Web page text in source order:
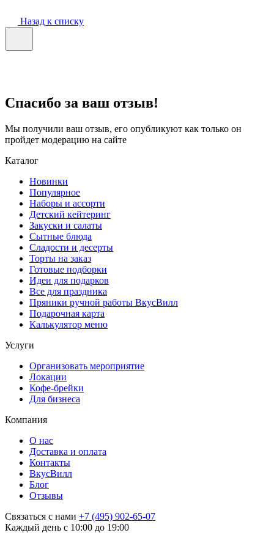
Назад к списку
Спасибо за ваш отзыв!
Мы получили ваш отзыв, его опубликуют как только он
пройдет модерацию на сайте
Каталог
Новинки
Популярное
Наборы и ассорти
Детский кейтеринг
Закуски и салаты
Сытные блюда
Сладости и десерты
Торты на заказ
Готовые подборки
Идеи для подарков
Все для праздника
Пряники ручной работы ВкусВилл
Подарочная карта
Калькулятор меню
Услуги
Организовать мероприятие
Локации
Кофе-брейки
Для бизнеса
Компания
О нас
Доставка и оплата
Контакты
ВкусВилл
Блог
Отзывы
Связаться с нами +7 (495) 902-65-07
Каждый день с 10:00 до 19:00